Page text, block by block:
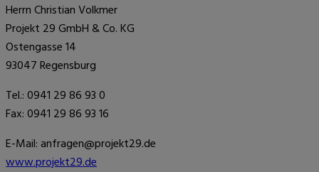
Herrn Christian Volkmer
Projekt 29 GmbH & Co. KG
Ostengasse 14
93047 Regensburg
Tel.: 0941 29 86 93 0
Fax: 0941 29 86 93 16
E-Mail: anfragen@projekt29.de
www.projekt29.de